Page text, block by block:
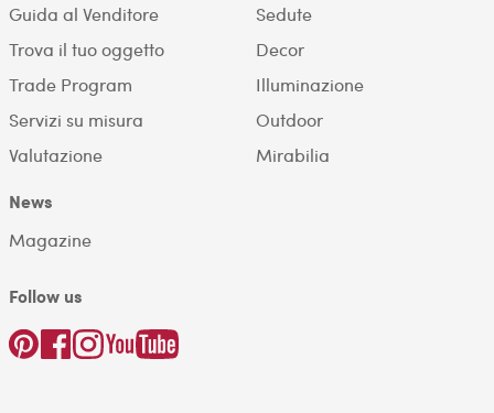
Guida al Venditore
Trova il tuo oggetto
Trade Program
Servizi su misura
Valutazione
Sedute
Decor
Illuminazione
Outdoor
Mirabilia
News
Magazine
Follow us